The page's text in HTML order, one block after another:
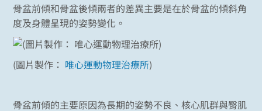
骨盆前傾和骨盆後傾兩者的差異主要是在於骨盆的傾斜角
度及身體呈現的姿勢變化。
(圖片製作： 唯心運動物理治療所)
骨盆前傾的主要原因為長期的姿勢不良、核心肌群與臀肌